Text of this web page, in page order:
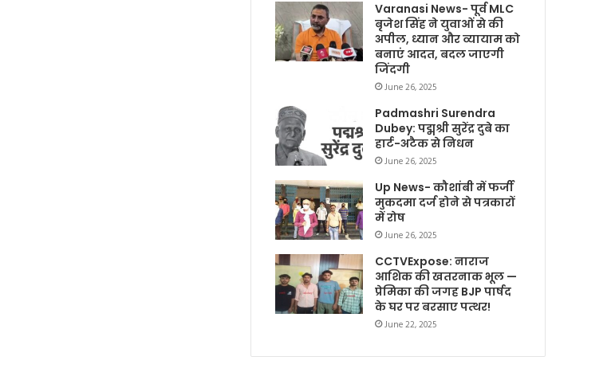
Varanasi News- पूर्व MLC
बृजेश सिंह ने युवाओं से की
अपील, ध्यान और व्यायाम को
बनाएं आदत, बदल जाएगी
जिंदगी
June 26, 2025
Padmashri Surendra
Dubey: पद्मश्री सुरेंद्र दुबे का
हार्ट-अटैक से निधन
June 26, 2025
Up News- कौशांबी में फर्जी
मुकदमा दर्ज होने से पत्रकारों
में रोष
June 26, 2025
CCTVExpose: नाराज
आशिक की खतरनाक भूल —
प्रेमिका की जगह BJP पार्षद
के घर पर बरसाए पत्थर!
June 22, 2025